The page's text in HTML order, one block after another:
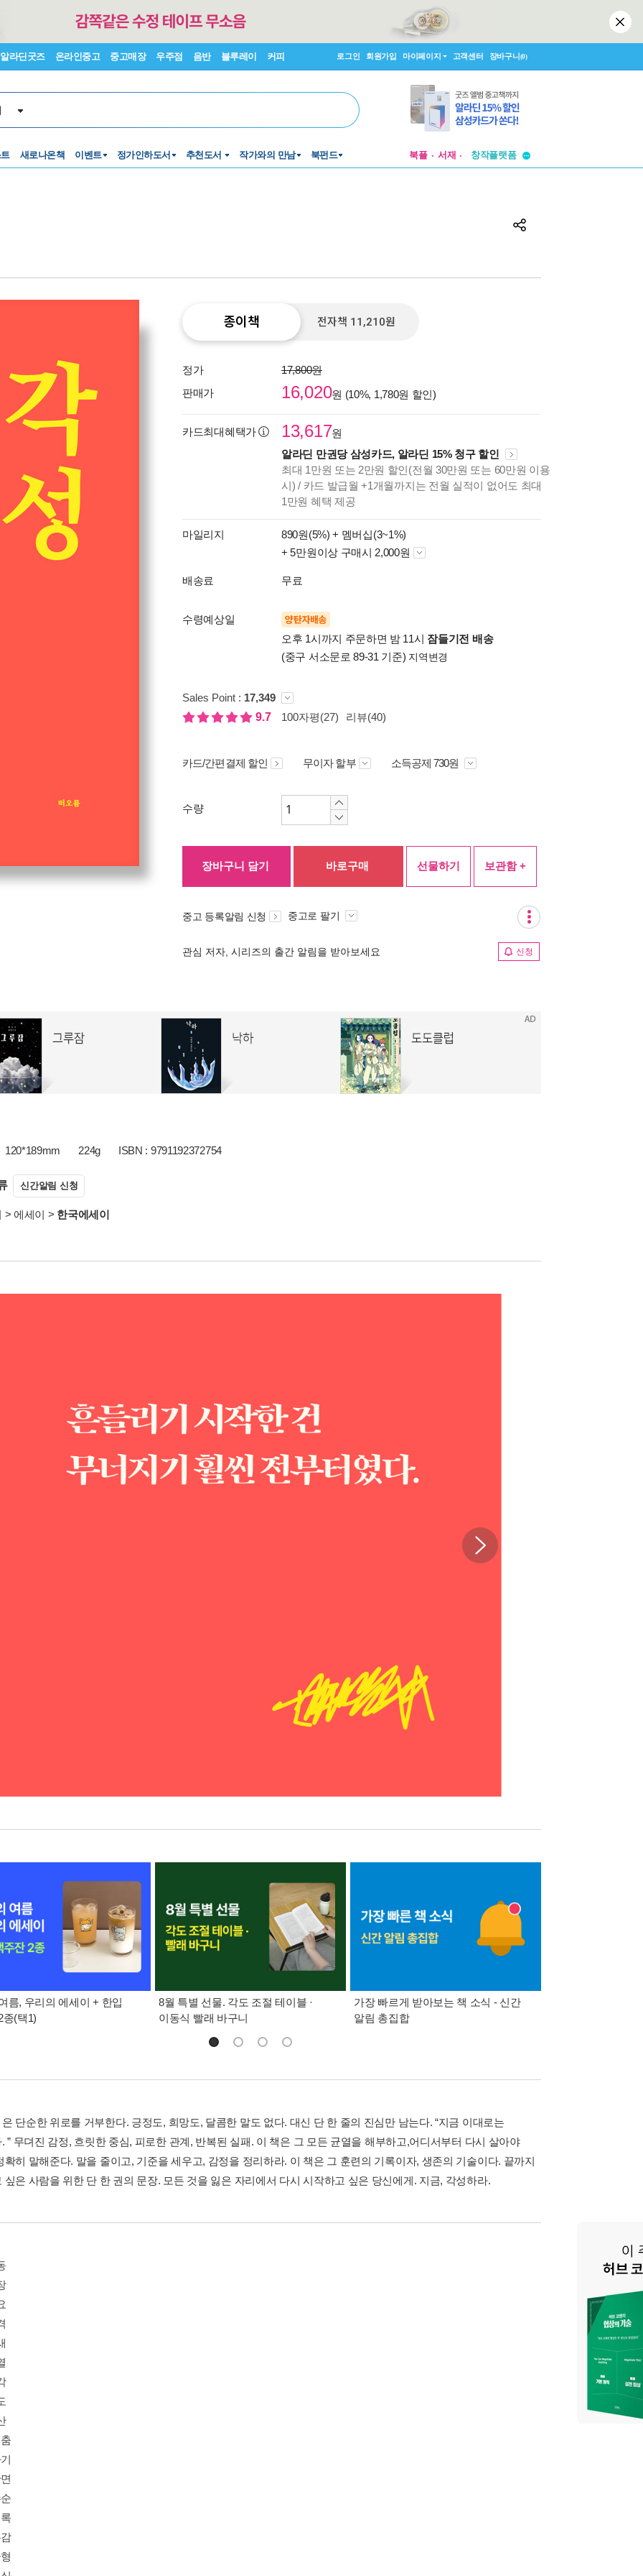
알라딘굿즈 온라인중고 중고매장 우주점 음반 블루레이 커피 로그인 회원가입 마이페이지 고객센터 장바구니(0)
새로나온책 이벤트 정가인하도서 추천도서 작가와의 만남 북펀드 북플 서재
투비컨티뉴드
투비컨티뉴드
종이책 전자책 11,210원
정가
17,800원
판매가
16,020원 (10%, 1,780원 할인)
카드최대혜택가 13,617원
알라딘 만권당 삼성카드, 알라딘 15% 청구 할인
최대 1만원 또는 2만원 할인(전월 30만원 또는 60만원 이용
시) / 카드 발급월 +1개월까지는 전월 실적이 없어도 최대
1만원 혜택 제공
마일리지 890원(5%) + 멤버십(3~1%)
+ 5만원이상 구매시 2,000원
배송료 무료
수령예상일 양탄자배송
오후 1시까지 주문하면 밤 11시 잠들기전 배송
(중구 서소문로 89-31 기준) 지역변경
Sales Point : 17,349
9.7
100자평(27) 리뷰(40)
카드/간편결제 할인 무이자 할부 소득공제 730원
수량
장바구니 담기 바로구매 선물하기 보관함 +
중고 등록알림 신청 중고로 팔기
관심 저자, 시리즈의 출간 알림을 받아보세요 신청
120*189mm 224g ISBN : 9791192372754
신간알림 신청
> 에세이 > 한국에세이
름, 우리의 에세이 + 한입
종(택1)
8월 특별 선물. 각도 조절 테이블 ·
이동식 빨래 바구니
가장 빠르게 받아보는 책 소식 - 신간
알림 총집합
단순한 위로를 거부한다. 긍정도, 희망도, 달콤한 말도 없다. 대신 단 한 줄의 진심만 남는다. “지금 이대로는
” 무뎌진 감정, 흐릿한 중심, 피로한 관계, 반복된 실패. 이 책은 그 모든 균열을 해부하고,어디서부터 다시 살아야
확히 말해준다. 말을 줄이고, 기준을 세우고, 감정을 정리하라. 이 책은 그 훈련의 기록이자, 생존의 기술이다. 끝까지
싶은 사람을 위한 단 한 권의 문장. 모든 것을 잃은 자리에서 다시 시작하고 싶은 당신에게. 지금, 각성하라.